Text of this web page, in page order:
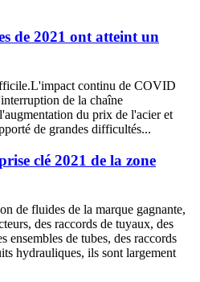
de 2021 ont atteint un
continu de COVID
de la chaîne
du prix de l'acier et
de grandes difficultés...
clé 2021 de la zone
de fluides de la marque gagnante,
des raccords de tuyaux, des
ensembles de tubes, des raccords
hydrauliques, ils sont largement